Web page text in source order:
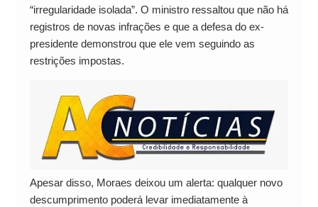
“irregularidade isolada”. O ministro ressaltou que não há
registros de novas infrações e que a defesa do ex-
presidente demonstrou que ele vem seguindo as
restrições impostas.
Apesar disso, Moraes deixou um alerta: qualquer novo
descumprimento poderá levar imediatamente à